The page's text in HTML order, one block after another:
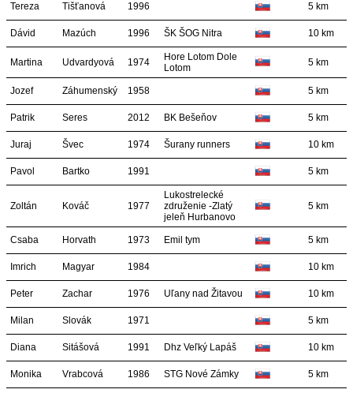
Tereza Tišťanová 1996 5 km
Dávid Mazúch 1996 ŠK ŠOG Nitra 10 km
Martina Udvardyová 1974
Hore Lotom Dole
Lotom
5 km
Jozef Záhumenský 1958 5 km
Patrik Seres 2012 BK Bešeňov 5 km
Juraj Švec 1974 Šurany runners 10 km
Pavol Bartko 1991 5 km
Zoltán Kováč 1977
Lukostrelecké
združenie -Zlatý
jeleň Hurbanovo
5 km
Csaba Horvath 1973 Emil tym 5 km
Imrich Magyar 1984 10 km
Peter Zachar 1976 Uľany nad Žitavou 10 km
Milan Slovák 1971 5 km
Diana Sitášová 1991 Dhz Veľký Lapáš 10 km
Monika Vrabcová 1986 STG Nové Zámky 5 km